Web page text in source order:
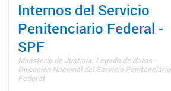
Internos del Servicio
Penitenciario Federal -
SPF
Ministerio de Justicia. Legado de datos -
Dirección Nacional del Servicio Penitenciario
Federal